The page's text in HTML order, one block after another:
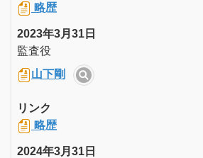
略歴
2023年3月31日
監査役
山下剛
リンク
略歴
2024年3月31日